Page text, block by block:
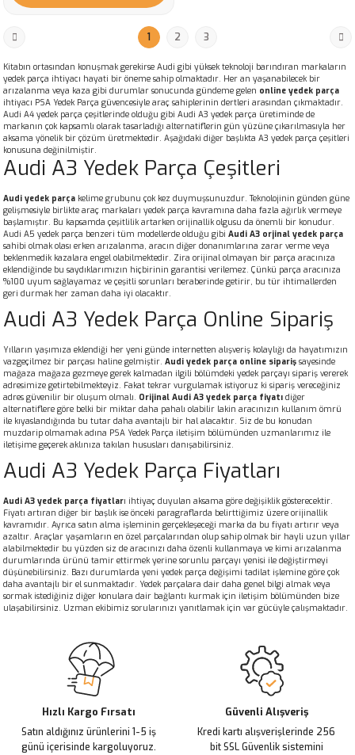
1 2 3
Kitabın ortasından konuşmak gerekirse Audi gibi yüksek teknoloji barındıran markaların
yedek parça ihtiyacı hayati bir öneme sahip olmaktadır. Her an yaşanabilecek bir
arızalanma veya kaza gibi durumlar sonucunda gündeme gelen online yedek parça
ihtiyacı PSA Yedek Parça güvencesiyle araç sahiplerinin dertleri arasından çıkmaktadır.
Audi A4 yedek parça çeşitlerinde olduğu gibi Audi A3 yedek parça üretiminde de
markanın çok kapsamlı olarak tasarladığı alternatiflerin gün yüzüne çıkarılmasıyla her
aksama yönelik bir çözüm üretmektedir. Aşağıdaki diğer başlıkta A3 yedek parça çeşitleri
konusuna değinilmiştir.
Audi A3 Yedek Parça Çeşitleri
Audi yedek parça kelime grubunu çok kez duymuşsunuzdur. Teknolojinin günden güne
gelişmesiyle birlikte araç markaları yedek parça kavramına daha fazla ağırlık vermeye
başlamıştır. Bu kapsamda çeşitlilik artarken orijinallik olgusu da önemli bir konudur.
Audi A5 yedek parça benzeri tüm modellerde olduğu gibi Audi A3 orjinal yedek parça
sahibi olmak olası erken arızalanma, aracın diğer donanımlarına zarar verme veya
beklenmedik kazalara engel olabilmektedir. Zira orijinal olmayan bir parça aracınıza
eklendiğinde bu saydıklarımızın hiçbirinin garantisi verilemez. Çünkü parça aracınıza
%100 uyum sağlayamaz ve çeşitli sorunları beraberinde getirir, bu tür ihtimallerden
geri durmak her zaman daha iyi olacaktır.
Audi A3 Yedek Parça Online Sipariş
Yılların yaşımıza eklendiği her yeni günde internetten alışveriş kolaylığı da hayatımızın
vazgeçilmez bir parçası haline gelmiştir. Audi yedek parça online sipariş sayesinde
mağaza mağaza gezmeye gerek kalmadan ilgili bölümdeki yedek parçayı sipariş vererek
adresimize getirtebilmekteyiz. Fakat tekrar vurgulamak istiyoruz ki sipariş vereceğiniz
adres güvenilir bir oluşum olmalı. Orijinal Audi A3 yedek parça fiyatı diğer
alternatiflere göre belki bir miktar daha pahalı olabilir lakin aracınızın kullanım ömrü
ile kıyaslandığında bu tutar daha avantajlı bir hal alacaktır. Siz de bu konudan
muzdarip olmamak adına PSA Yedek Parça iletişim bölümünden uzmanlarımız ile
iletişime geçerek aklınıza takılan hususları danışabilirsiniz.
Audi A3 Yedek Parça Fiyatları
Audi A3 yedek parça fiyatları ihtiyaç duyulan aksama göre değişiklik gösterecektir.
Fiyatı artıran diğer bir başlık ise önceki paragraflarda belirttiğimiz üzere orijinallik
kavramıdır. Ayrıca satın alma işleminin gerçekleşeceği marka da bu fiyatı artırır veya
azaltır. Araçlar yaşamların en özel parçalarından olup sahip olmak bir hayli uzun yıllar
alabilmektedir bu yüzden siz de aracınızı daha özenli kullanmaya ve kimi arızalanma
durumlarında ürünü tamir ettirmek yerine sorunlu parçayı yenisi ile değiştirmeyi
düşünebilirsiniz. Bazı durumlarda yeni yedek parça değişimi tadilat işlemine göre çok
daha avantajlı bir el sunmaktadır. Yedek parçalara dair daha genel bilgi almak veya
sormak istediğiniz diğer konulara dair bağlantı kurmak için iletişim bölümünden bize
ulaşabilirsiniz. Uzman ekibimiz sorularınızı yanıtlamak için var gücüyle çalışmaktadır.
Hızlı Kargo Fırsatı
Satın aldığınız ürünlerini 1-5 iş
günü içerisinde kargoluyoruz.
Güvenli Alışveriş
Kredi kartı alışverişlerinde 256
bit SSL Güvenlik sistemini